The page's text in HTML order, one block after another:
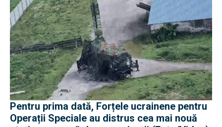
Pentru prima dată, Forțele ucrainene pentru
Operații Speciale au distrus cea mai nouă